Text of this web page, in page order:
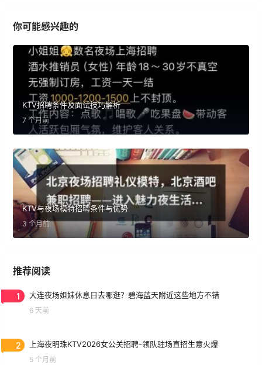
你可能感兴趣的
KTV招聘条件及面试技巧解析
7 个月前
KTV与夜场模特招聘条件与优势
3 个月前
推荐阅读
1 大连夜场姐妹休息日去哪逛？碧海蓝天附近这些地方不错
6 天前
2 上海夜明珠KTV2026女公关招聘-领队驻场直招生意火爆
5 个月前